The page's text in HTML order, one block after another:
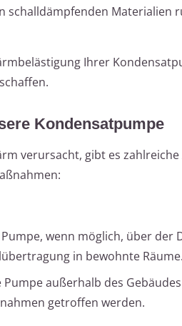
schalldämpfenden Materialien
Ihrer
Kondensatpumpe
verursacht, gibt es zahlreiche
wenn möglich, über der
in bewohnte Räume.
außerhalb des
getroffen werden.